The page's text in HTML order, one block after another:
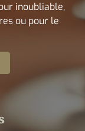
inoubliable,
ou pour le